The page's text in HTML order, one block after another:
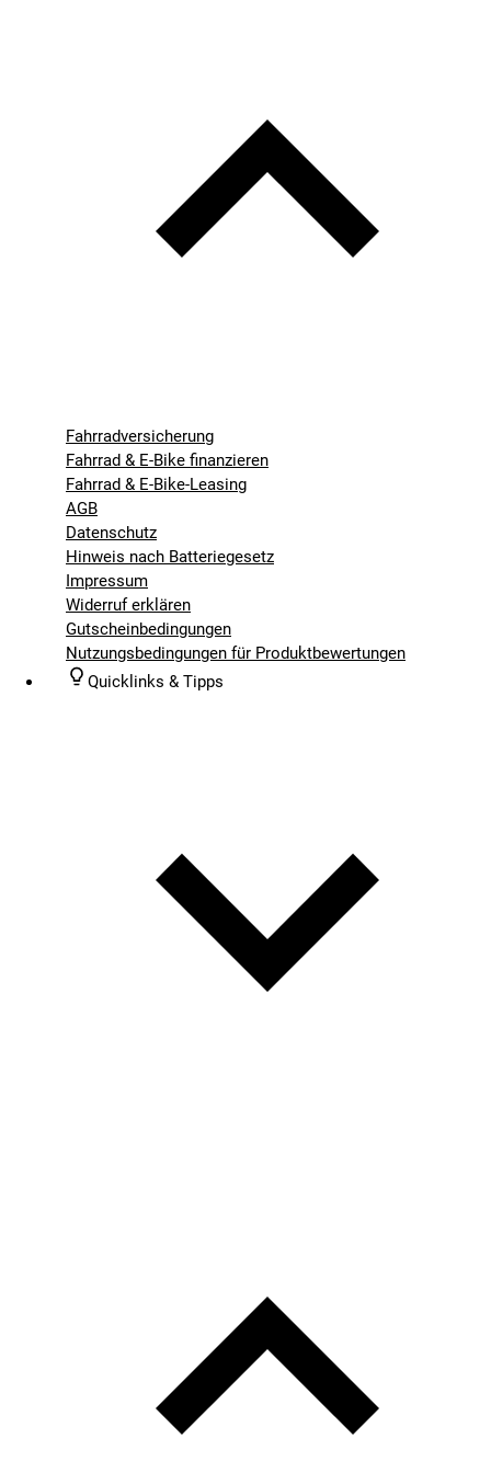
Fahrradversicherung
Fahrrad & E-Bike finanzieren
Fahrrad & E-Bike-Leasing
AGB
Datenschutz
Hinweis nach Batteriegesetz
Impressum
Widerruf erklären
Gutscheinbedingungen
Nutzungsbedingungen für Produktbewertungen
Quicklinks & Tipps